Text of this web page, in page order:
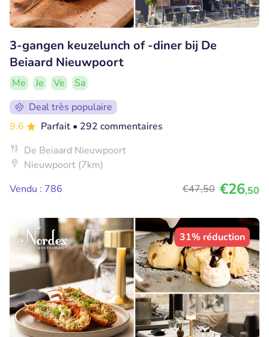
3-gangen keuzelunch of -diner bij De
Beiaard Nieuwpoort
Me Je Ve
Sa
Deal très populaire
9.6
Parfait • 292 commentaires
De Beiaard Nieuwpoort
Nieuwpoort (7km)
Vendu : 786
€47,50 €26,50
31% réduction